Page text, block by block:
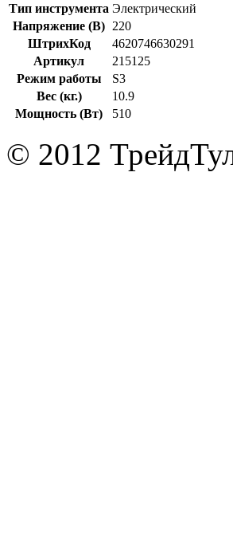
Тип инструмента Электрический
Напряжение (В) 220
ШтрихКод
4620746630291
Артикул
215125
Режим работы
S3
Вес (кг.)
10.9
Мощность (Вт)
510
© 2012